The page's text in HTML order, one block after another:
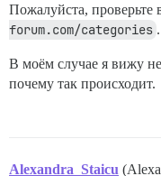
Пожалуйста, проверьте
forum.com/categories
В моём случае я вижу
почему так происходит.
Alexandra_Staicu